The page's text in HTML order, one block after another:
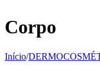
Corpo
Início/